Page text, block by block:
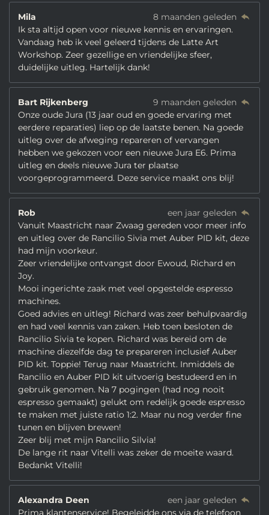
Mila
8 maanden geleden
Ik sta altijd open voor nieuwe kennis en ervaringen.
Vandaag heb ik veel geleerd tijdens de Latte Art
Workshop. Zeer gezellige en vriendelijke sfeer,
duidelijke uitleg. Hartelijk dank!
Bart Rijkenberg
9 maanden geleden
Onze oude Jura (13 jaar oud en goede ervaring met
eerdere reparaties) liep op de laatste benen. Na goede
uitleg over de afweging repareren of vervangen
hebben we gekozen voor een nieuwe Jura E6. Prima
uitleg en deels nieuwe Jura ter plaatse
voorgeprogrammeerd. Deze service maakt ons blij!
Rob
een jaar geleden
Vanuit Maastricht naar Zwaag gereden voor meer info
en uitleg over de Rancilio Sivia met Auber PID kit, deze
had mijn voorkeur.
Zeer vriendelijke ontvangst door Ewoud, Richard en
Joy.
Mooi ingerichte zaak met veel opgestelde espresso
machines.
Goed advies en uitleg! Richard was zeer behulpvaardig
en had veel kennis van zaken. Heb toen besloten de
Rancilio Sivia te kopen. Richard was bereid om de
machine diezelfde dag te prepareren inclusief Auber
PID kit. Toppie! Terug naar Maastricht. Inmiddels de
Rancilio en Auber PID kit uitvoerig bestudeerd en in
gebruik genomen. Na 7 pogingen (had nog nooit
espresso gemaakt) gelukt om redelijk goede espresso
te maken met juiste ratio 1:2. Maar nu nog verder fine
tunen en blijven brewen!
Zeer blij met mijn Rancilio Silvia!
De lange rit naar Vitelli was zeker de moeite waard.
Bedankt Vitelli!
Alexandra Deen
een jaar geleden
Prima klantenservice! Begeleidde ons via de telefoon